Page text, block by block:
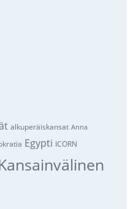
alkuperäiskansat Anna
Egypti ICORN